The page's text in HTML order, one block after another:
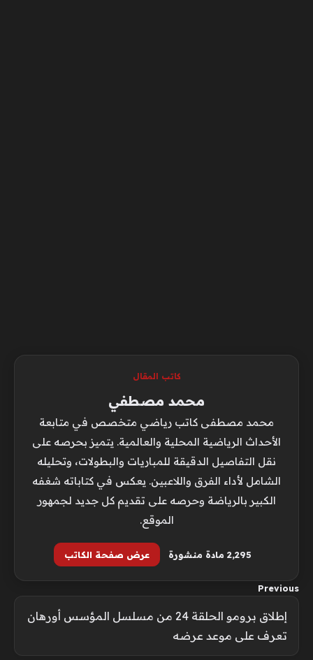
كاتب المقال
محمد مصطفي
محمد مصطفى كاتب رياضي متخصص في متابعة
الأحداث الرياضية المحلية والعالمية. يتميز بحرصه على
نقل التفاصيل الدقيقة للمباريات والبطولات، وتحليله
الشامل لأداء الفرق واللاعبين. يعكس في كتاباته شغفه
الكبير بالرياضة وحرصه على تقديم كل جديد لجمهور
الموقع.
2٬295 مادة منشورة عرض صفحة الكاتب
Previous
إطلاق برومو الحلقة 24 من مسلسل المؤسس أورهان
تعرف على موعد عرضه